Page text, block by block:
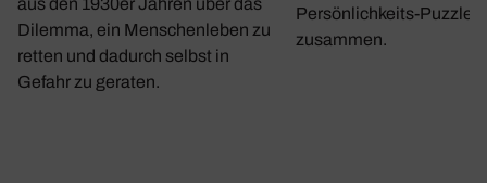
aus den 1930er Jahren über das
Dilemma, ein Menschenleben zu
retten und dadurch selbst in
Gefahr zu geraten.
Persönlichkeits-Puzzle
zusammen.